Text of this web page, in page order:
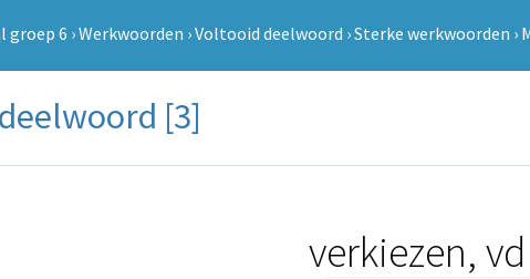
groep 6 ›Werkwoorden ›Voltooid deelwoord ›Sterke werkwoorden ›
[3]
verkiezen, vd